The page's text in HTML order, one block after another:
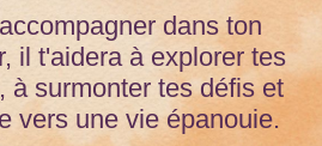
dans ton
il t'aidera à explorer tes
à surmonter tes défis et
vers une vie épanouie.